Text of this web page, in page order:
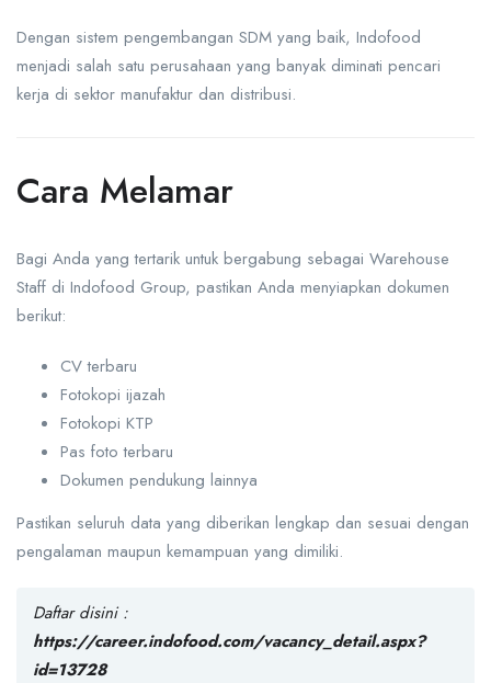
Dengan sistem pengembangan SDM yang baik, Indofood
menjadi salah satu perusahaan yang banyak diminati pencari
kerja di sektor manufaktur dan distribusi.
Cara Melamar
Bagi Anda yang tertarik untuk bergabung sebagai Warehouse
Staff di Indofood Group, pastikan Anda menyiapkan dokumen
berikut:
CV terbaru
Fotokopi ijazah
Fotokopi KTP
Pas foto terbaru
Dokumen pendukung lainnya
Pastikan seluruh data yang diberikan lengkap dan sesuai dengan
pengalaman maupun kemampuan yang dimiliki.
Daftar disini :
https://career.indofood.com/vacancy_detail.aspx?
id=13728